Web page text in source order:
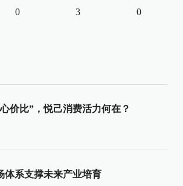
0 3 0
价比”，悦己消费活力何在？
体系支撑未来产业培育